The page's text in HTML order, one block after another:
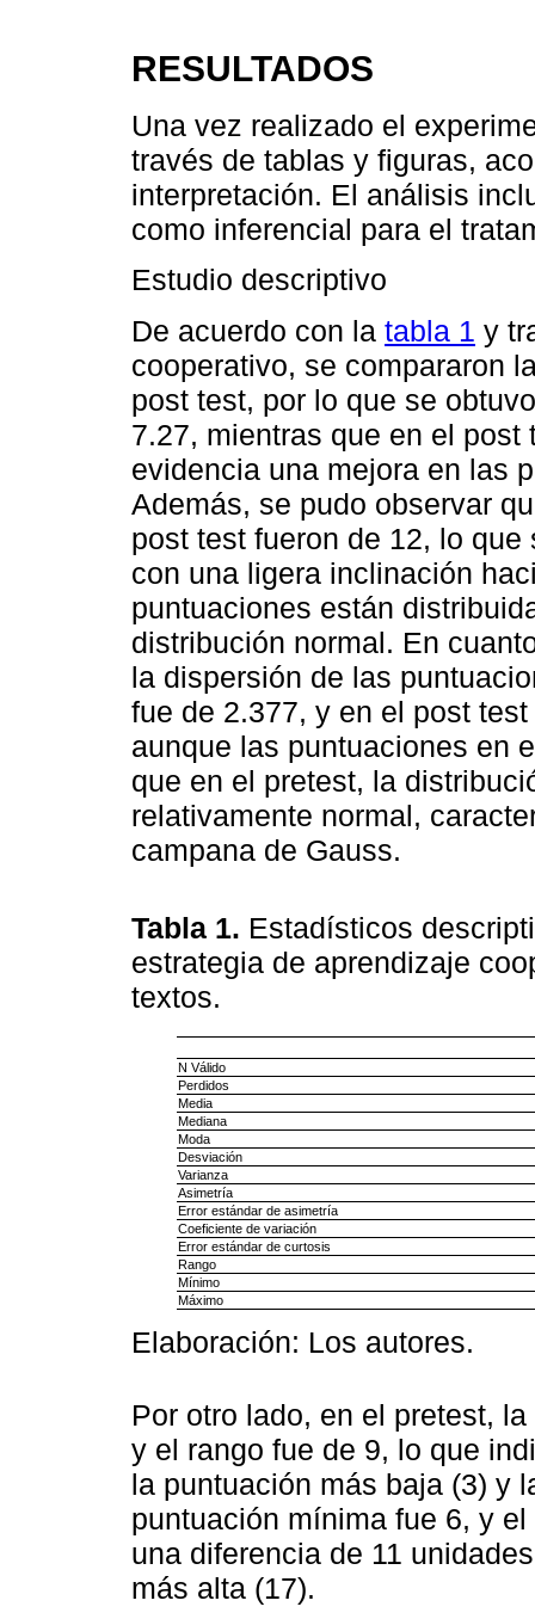
RESULTADOS
Una vez realizado el
través de tablas y figuras,
interpretación. El análisis
como inferencial para el
Estudio descriptivo
De acuerdo con la tabla 1 y
cooperativo, se compararon
post test, por lo que se
7.27, mientras que en el post
evidencia una mejora en las
Además, se pudo observar
post test fueron de 12, lo
con una ligera inclinación
puntuaciones están
distribución normal. En
la dispersión de las
fue de 2.377, y en el post
aunque las puntuaciones en
que en el pretest, la
relativamente normal,
campana de Gauss.
Tabla 1. Estadísticos
estrategia de aprendizaje
textos.
N Válido
Perdidos
Media
Mediana
Moda
Desviación
Varianza
Asimetría
Error estándar de asimetría
Coeficiente de variación
Error estándar de curtosis
Rango
Mínimo
Máximo
Elaboración: Los autores.
Por otro lado, en el pretest,
y el rango fue de 9, lo que
la puntuación más baja (3) y
puntuación mínima fue 6, y
una diferencia de 11
más alta (17).